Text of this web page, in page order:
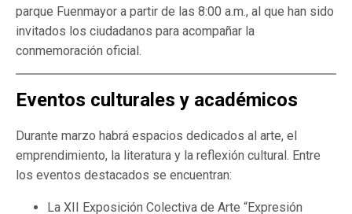
parque Fuenmayor a partir de las 8:00 a.m., al que han sido
invitados los ciudadanos para acompañar la
conmemoración oficial.
Eventos culturales y académicos
Durante marzo habrá espacios dedicados al arte, el
emprendimiento, la literatura y la reflexión cultural. Entre
los eventos destacados se encuentran:
La XII Exposición Colectiva de Arte “Expresión